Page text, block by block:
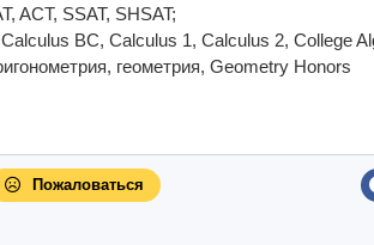
ACT, SSAT, SHSAT;
BC, Calculus 1, Calculus 2, College
геометрия, Geometry Honors
Пожаловаться